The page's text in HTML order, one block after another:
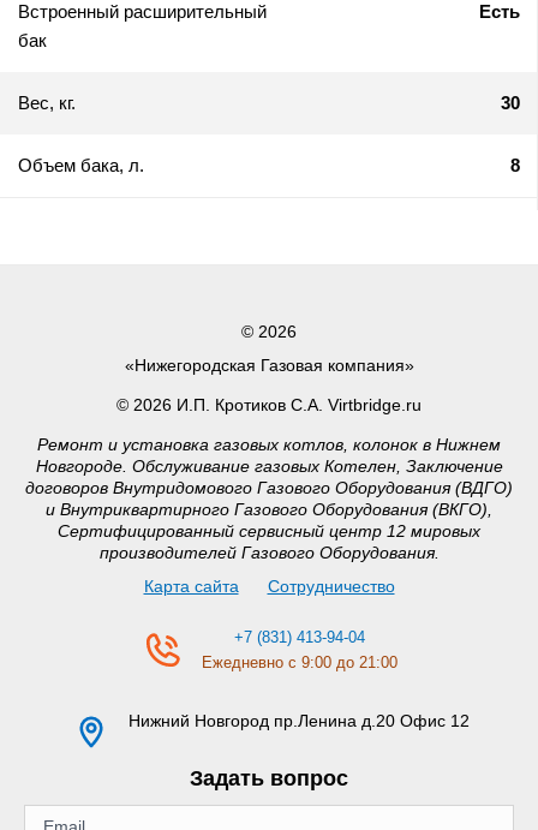
Встроенный расширительный
бак
Есть
Вес, кг. 30
Объем бака, л. 8
© 2026
«Нижегородская Газовая компания»
© 2026 И.П. Кротиков С.А. Virtbridge.ru
Ремонт и установка газовых котлов, колонок в Нижнем
Новгороде. Обслуживание газовых Котелен, Заключение
договоров Внутридомового Газового Оборудования (ВДГО)
и Внутриквартирного Газового Оборудования (ВКГО),
Сертифицированный сервисный центр 12 мировых
производителей Газового Оборудования.
Карта сайта
Сотрудничество
+7 (831) 413-94-04
Ежедневно с 9:00 до 21:00
Нижний Новгород пр.Ленина д.20 Офис 12
Задать вопрос